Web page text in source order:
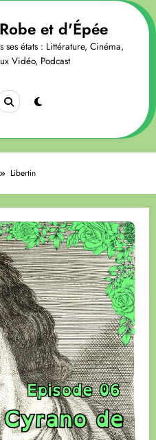
et d'Épée
ses états : Littérature, Cinéma,
Vidéo, Podcast
Libertin